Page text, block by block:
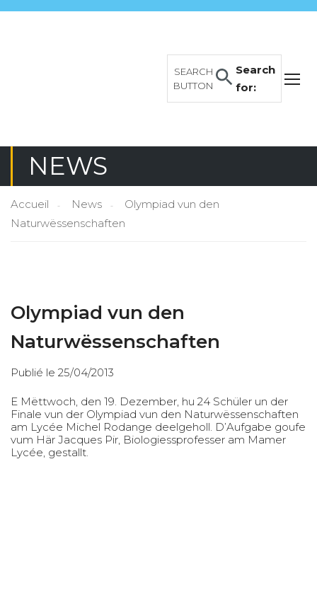
Search
for:
SEARCH
BUTTON
NEWS
Accueil News
Olympiad vun den
Naturwëssenschaften
Olympiad vun den
Naturwëssenschaften
Publié le 25/04/2013
E Mëttwoch, den 19. Dezember, hu 24 Schüler un der
Finale vun der Olympiad vun den Naturwëssenschaften
am Lycée Michel Rodange deelgeholl. D’Aufgabe goufe
vum Här Jacques Pir, Biologiessprofesser am Mamer
Lycée, gestallt.